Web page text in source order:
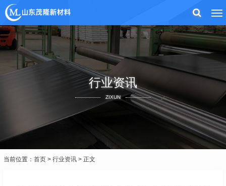
行业资讯
ZIXUN
当前位置： 首页 > 行业资讯 > 正文